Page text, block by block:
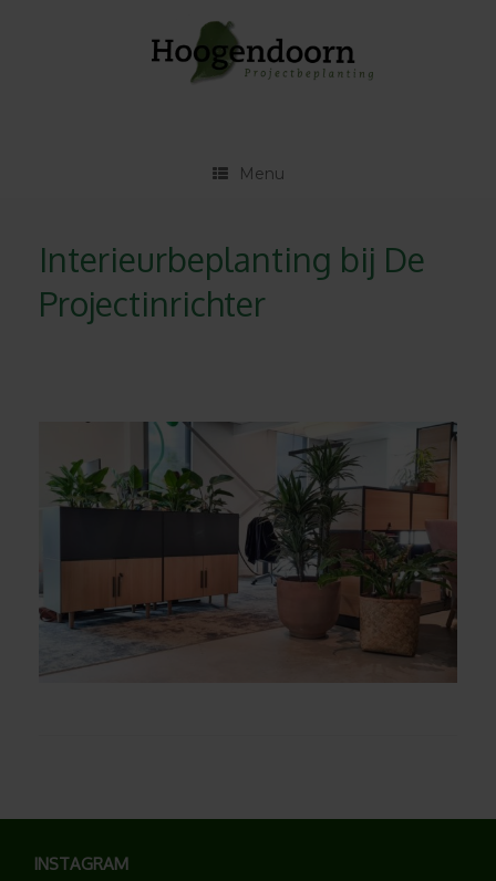
Menu
Interieurbeplanting bij De
Projectinrichter
INSTAGRAM